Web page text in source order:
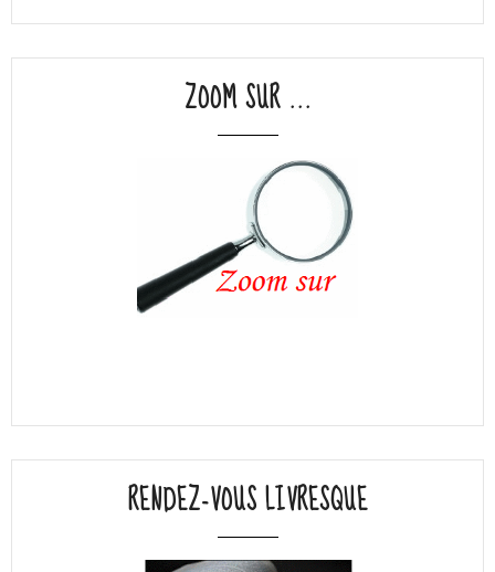
ZOOM SUR ...
RENDEZ-VOUS LIVRESQUE